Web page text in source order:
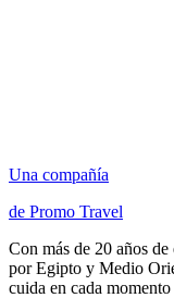
Una compañía
de Promo Travel
Con más de 20 años
por Egipto y Medio
cuida en cada momento